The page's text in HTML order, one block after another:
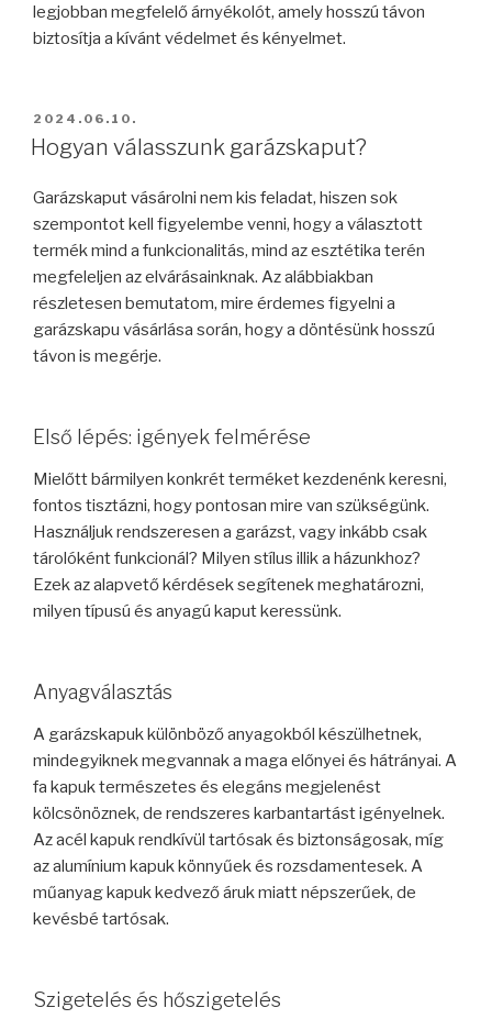
legjobban megfelelő árnyékolót, amely hosszú távon
biztosítja a kívánt védelmet és kényelmet.
BEKÜLDVE:
2024.06.10.
Hogyan válasszunk garázskaput?
Garázskaput vásárolni nem kis feladat, hiszen sok
szempontot kell figyelembe venni, hogy a választott
termék mind a funkcionalitás, mind az esztétika terén
megfeleljen az elvárásainknak. Az alábbiakban
részletesen bemutatom, mire érdemes figyelni a
garázskapu vásárlása során, hogy a döntésünk hosszú
távon is megérje.
Első lépés: igények felmérése
Mielőtt bármilyen konkrét terméket kezdenénk keresni,
fontos tisztázni, hogy pontosan mire van szükségünk.
Használjuk rendszeresen a garázst, vagy inkább csak
tárolóként funkcionál? Milyen stílus illik a házunkhoz?
Ezek az alapvető kérdések segítenek meghatározni,
milyen típusú és anyagú kaput keressünk.
Anyagválasztás
A garázskapuk különböző anyagokból készülhetnek,
mindegyiknek megvannak a maga előnyei és hátrányai. A
fa kapuk természetes és elegáns megjelenést
kölcsönöznek, de rendszeres karbantartást igényelnek.
Az acél kapuk rendkívül tartósak és biztonságosak, míg
az alumínium kapuk könnyűek és rozsdamentesek. A
műanyag kapuk kedvező áruk miatt népszerűek, de
kevésbé tartósak.
Szigetelés és hőszigetelés